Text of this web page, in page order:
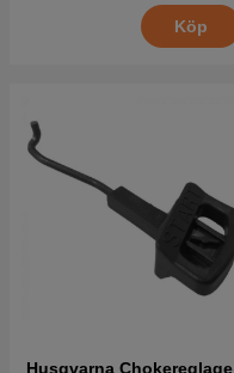
Köp
Husqvarna Chokereglage